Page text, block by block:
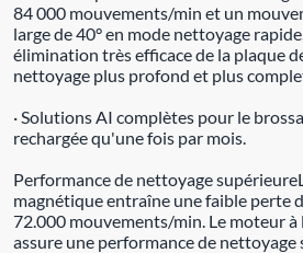
84 000 mouvements/min et un
large de 40° en mode nettoyage
élimination très efficace de la plaque
nettoyage plus profond et plus
· Solutions AI complètes pour le
rechargée qu'une fois par mois.
Performance de nettoyage
magnétique entraîne une faible perte
72.000 mouvements/min. Le moteur
assure une performance de nettoyage